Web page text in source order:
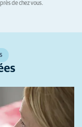
de chez vous.